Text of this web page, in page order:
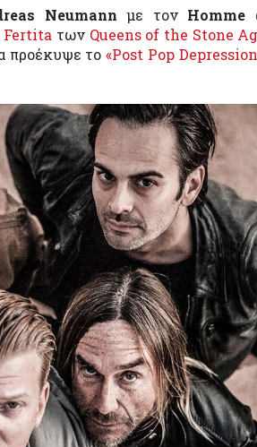
Neumann με τον Homme
Fertita των Queens of the Stone
προέκυψε το«Post Pop